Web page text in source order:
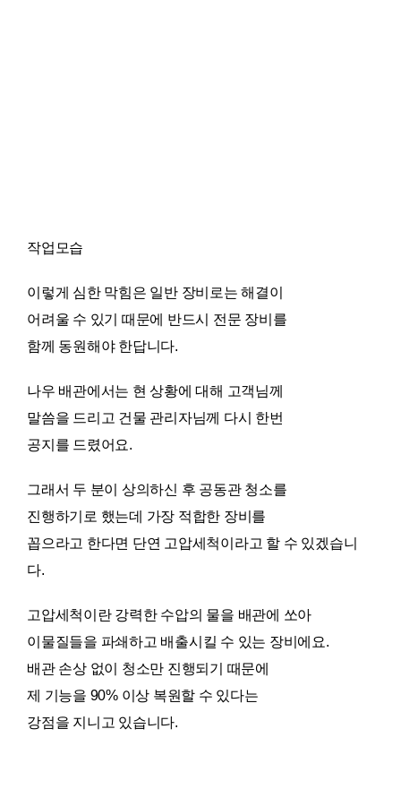
작업모습
이렇게 심한 막힘은 일반 장비로는 해결이
어려울 수 있기 때문에 반드시 전문 장비를
함께 동원해야 한답니다.
나우 배관에서는 현 상황에 대해 고객님께
말씀을 드리고 건물 관리자님께 다시 한번
공지를 드렸어요.
그래서 두 분이 상의하신 후 공동관 청소를
진행하기로 했는데 가장 적합한 장비를
꼽으라고 한다면 단연 고압세척이라고 할 수 있겠습니
다.
고압세척이란 강력한 수압의 물을 배관에 쏘아
이물질들을 파쇄하고 배출시킬 수 있는 장비에요.
배관 손상 없이 청소만 진행되기 때문에
제 기능을 90% 이상 복원할 수 있다는
강점을 지니고 있습니다.